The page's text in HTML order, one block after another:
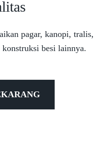
pagar, kanopi, tralis,
besi lainnya.